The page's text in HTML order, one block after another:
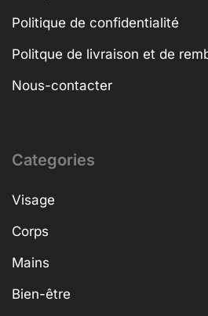
Politique de confidentialité
Politque de livraison et de
Nous-contacter
Categories
Visage
Corps
Mains
Bien-être